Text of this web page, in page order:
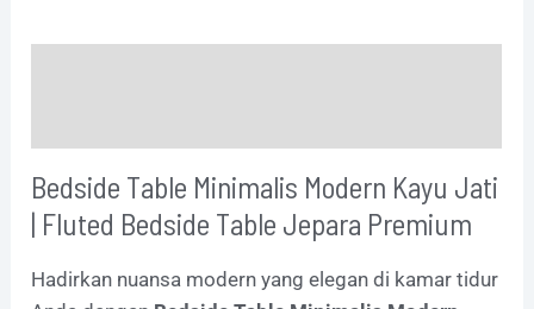
Bedside Table Minimalis Modern Kayu Jati
| Fluted Bedside Table Jepara Premium
Hadirkan nuansa modern yang elegan di kamar tidur